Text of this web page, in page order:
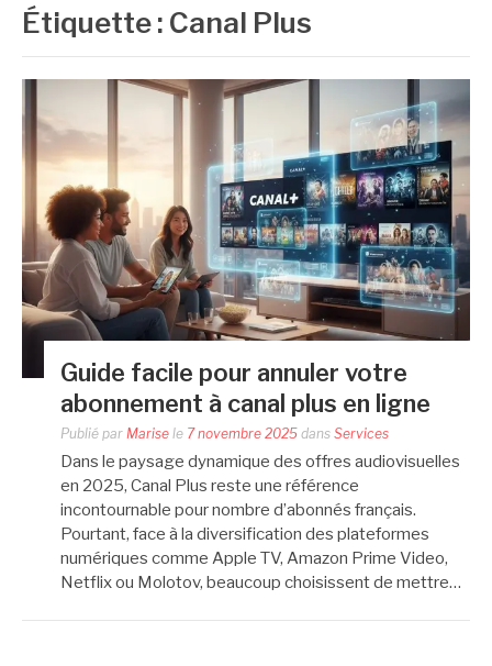
Étiquette : Canal Plus
Guide facile pour annuler votre
abonnement à canal plus en ligne
Publié par Marise le 7 novembre 2025 dans Services
Dans le paysage dynamique des offres audiovisuelles
en 2025, Canal Plus reste une référence
incontournable pour nombre d’abonnés français.
Pourtant, face à la diversification des plateformes
numériques comme Apple TV, Amazon Prime Video,
Netflix ou Molotov, beaucoup choisissent de mettre…